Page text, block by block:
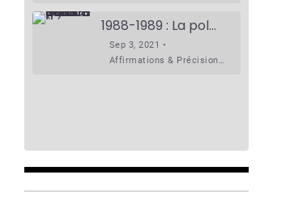
1988-1989 : La polémique de Guidimakha (Podcast)
Sep 3, 2021 •
Affirmations & Précisions Exécutions, déportations et répressions au Guidimakha (sud de la Mauritanie) de 1989 /1990 Peut-on les oublier nos victimes ? Au cours de nos recherches de mémoire de maîtrise (1997) intitulé (,), nous avons enquêté sur les noms des personnes victimes (mortes, rescapées et déportées) lors des événements…